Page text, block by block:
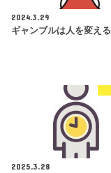
2024.3.29
ギャンブルは人を変える
2025.3.28